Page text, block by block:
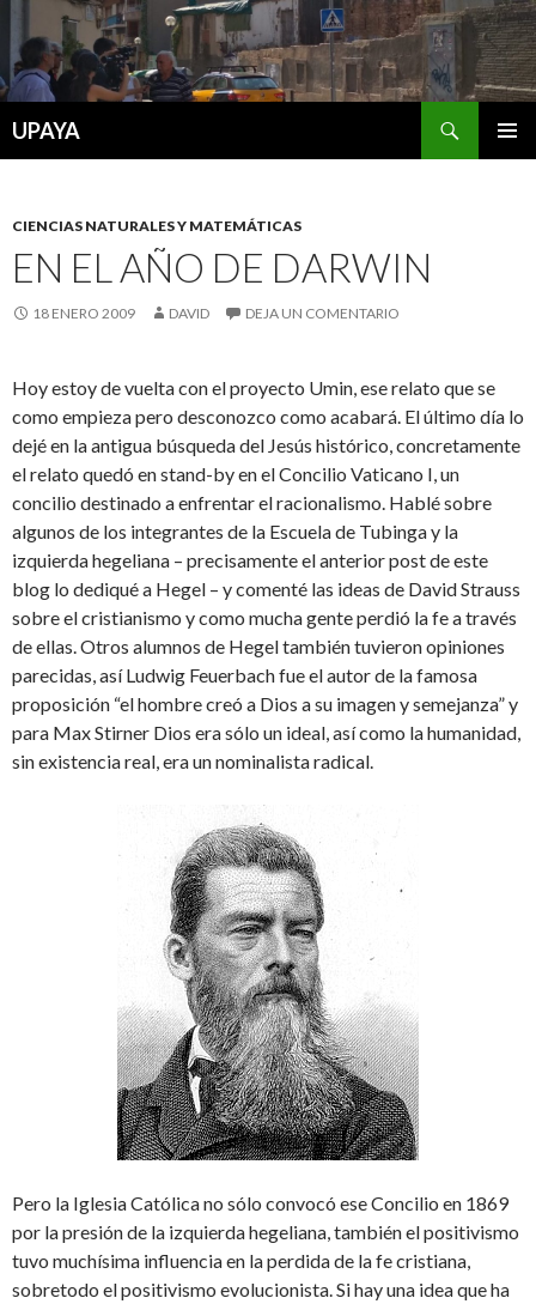
UPAYA
CIENCIAS NATURALES Y MATEMÁTICAS
EN EL AÑO DE DARWIN
18 ENERO 2009 DAVID DEJA UN COMENTARIO
Hoy estoy de vuelta con el proyecto Umin, ese relato que se
como empieza pero desconozco como acabará. El último día lo
dejé en la antigua búsqueda del Jesús histórico, concretamente
el relato quedó en stand-by en el Concilio Vaticano I, un
concilio destinado a enfrentar el racionalismo. Hablé sobre
algunos de los integrantes de la Escuela de Tubinga y la
izquierda hegeliana – precisamente el anterior post de este
blog lo dediqué a Hegel – y comenté las ideas de David Strauss
sobre el cristianismo y como mucha gente perdió la fe a través
de ellas. Otros alumnos de Hegel también tuvieron opiniones
parecidas, así Ludwig Feuerbach fue el autor de la famosa
proposición “el hombre creó a Dios a su imagen y semejanza” y
para Max Stirner Dios era sólo un ideal, así como la humanidad,
sin existencia real, era un nominalista radical.
Pero la Iglesia Católica no sólo convocó ese Concilio en 1869
por la presión de la izquierda hegeliana, también el positivismo
tuvo muchísima influencia en la perdida de la fe cristiana,
sobretodo el positivismo evolucionista. Si hay una idea que ha